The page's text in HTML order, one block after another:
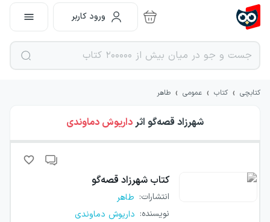
ورود کاربر
کتابچی › کتاب › عمومی › طاهر
شهرزاد قصه‌گو اثرداریوش دماوندی
کتاب شهرزاد قصه‌گو
انتشارات: طاهر
نویسنده: داریوش دماوندی